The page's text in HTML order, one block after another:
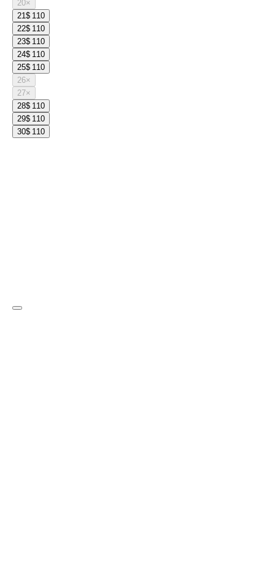
20×
21$ 110
22$ 110
23$ 110
24$ 110
25$ 110
26×
27×
28$ 110
29$ 110
30$ 110